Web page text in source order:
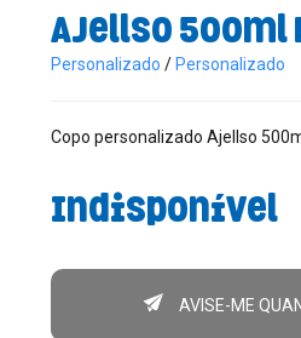
Ajellso 500ml
Personalizado / Personalizado
Copo personalizado Ajellso
Indisponível
AVISE-ME